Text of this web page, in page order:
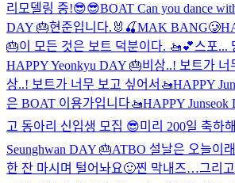
리모델링 중!😎😎BOAT Can you dance
DAY 🎂현준입니다.🐰🍒MAK BANG🥲
🎂이 모든 것은 보트 덕분이다. 🚤💕스포...
HAPPY Yeonkyu DAY 🎂비상..! 보트가 너
상..! 보트가 너무 보고 싶어서🚤HAPPY
은 BOAT 이용가입니다🚤HAPPY
고 동아리 신입생 모집 😎미리 200일 축
Seunghwan DAY 🎂ATBO 설날은 오늘이래
한 잔 마시며 털어놔요🙂찐 막내즈…그리